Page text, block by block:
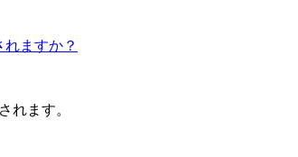
ますか？
れます。